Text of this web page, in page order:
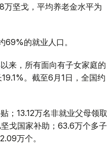
万坚戈，平均养老金水平为
的就业人口。
来，所有面向有子女家庭的
。截至6月1日，全国约
；13.12万名非就业父母领取
戈国家补助；63.6万个多子
万个。